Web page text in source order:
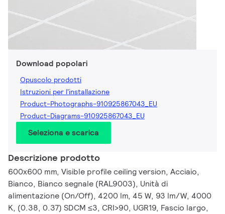
Download popolari
Opuscolo prodotti
Istruzioni per l'installazione
Product-Photographs-910925867043_EU
Product-Diagrams-910925867043_EU
Seleziona e scarica
Descrizione prodotto
600x600 mm, Visible profile ceiling version, Acciaio,
Bianco, Bianco segnale (RAL9003), Unità di
alimentazione (On/Off), 4200 lm, 45 W, 93 lm/W, 4000
K, (0.38, 0.37) SDCM ≤3, CRI>90, UGR19, Fascio largo,